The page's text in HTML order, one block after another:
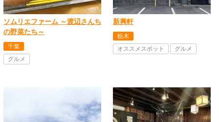
ソムリエファーム ～渡辺さんち
の野菜たち～
千葉
グルメ
新興軒
栃木
オススメスポット
グルメ